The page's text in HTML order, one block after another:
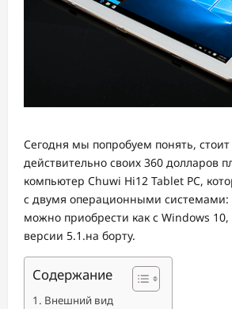
Сегодня мы попробуем понять, стоит
действительно своих 360 долларов
компьютер Chuwi Hi12 Tablet PC,
с двумя операционными системами:
можно приобрести как с Windows
версии 5.1.на борту.
Содержание
Внешний вид